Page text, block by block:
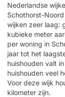
Nederlandse
Schothorst-
wijken zeer laag:
kubieke meter
per woning in
jaar tot het
huishouden valt
huishouden veel
Voor deze wijk
kilometer zijn.